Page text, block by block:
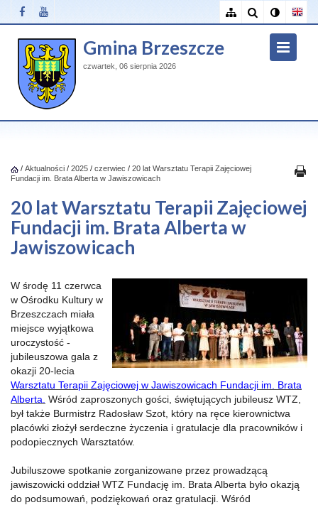
Gmina Brzeszcze
czwartek, 06 sierpnia 2026
/ Aktualności / 2025 / czerwiec / 20 lat Warsztatu Terapii Zajęciowej
Fundacji im. Brata Alberta w Jawiszowicach
20 lat Warsztatu Terapii Zajęciowej
Fundacji im. Brata Alberta w
Jawiszowicach
W środę 11 czerwca
w Ośrodku Kultury w
Brzeszczach miała
miejsce wyjątkowa
uroczystość -
jubileuszowa gala z
okazji 20-lecia
Warsztatu Terapii Zajęciowej w Jawiszowicach Fundacji im. Brata
Alberta. Wśród zaproszonych gości, świętujących jubileusz WTZ,
był także Burmistrz Radosław Szot, który na ręce kierownictwa
placówki złożył serdeczne życzenia i gratulacje dla pracowników i
podopiecznych Warsztatów.
Jubiluszowe spotkanie zorganizowane przez prowadzącą
jawiszowicki oddział WTZ Fundację im. Brata Alberta było okazją
do podsumowań, podziękowań oraz gratulacji. Wśród